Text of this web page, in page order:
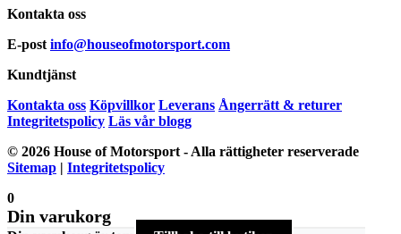
Kontakta oss
E-post info@houseofmotorsport.com
Kundtjänst
Kontakta oss Köpvillkor Leverans Ångerrätt & returer
Integritetspolicy Läs vår blogg
© 2026 House of Motorsport - Alla rättigheter reserverade
Sitemap | Integritetspolicy
0
Din varukorg